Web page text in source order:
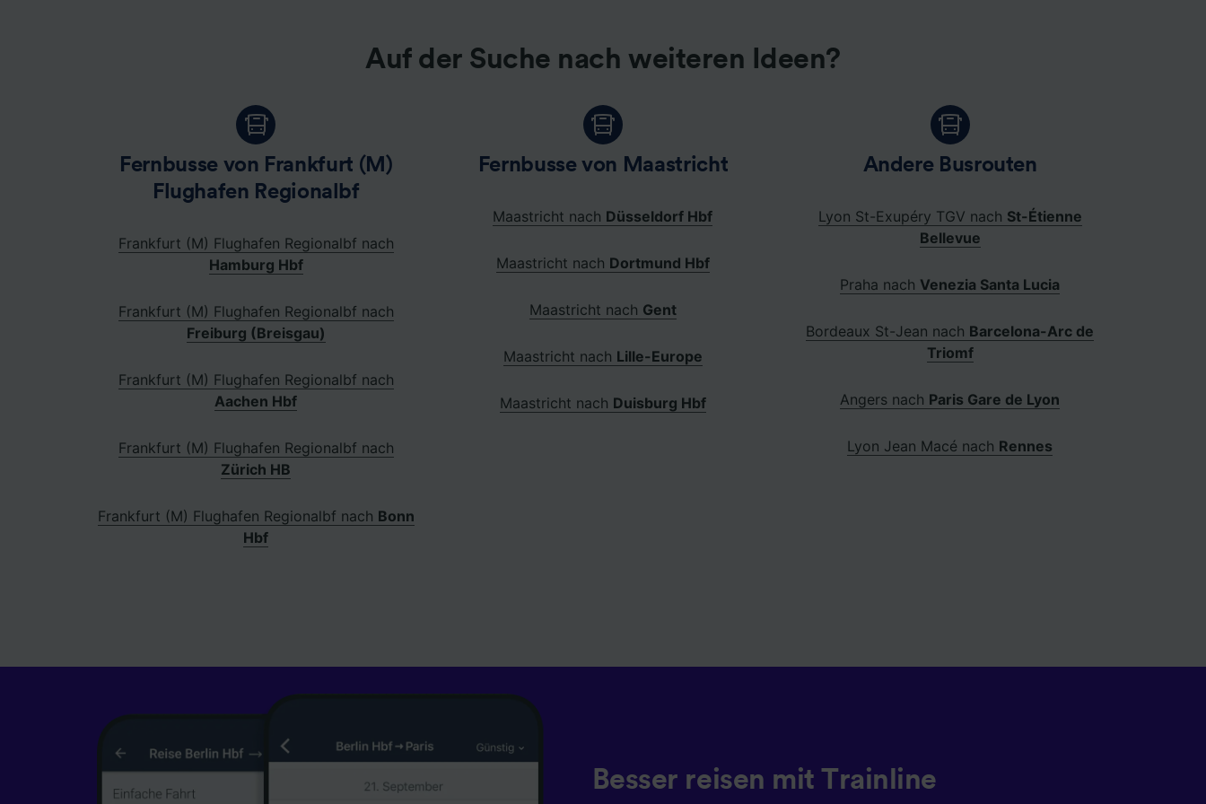
Auf der Suche nach weiteren Ideen?
Fernbusse von Frankfurt (M)
Flughafen Regionalbf
Frankfurt (M) Flughafen Regionalbf nach
Hamburg Hbf
Frankfurt (M) Flughafen Regionalbf nach
Freiburg (Breisgau)
Frankfurt (M) Flughafen Regionalbf nach
Aachen Hbf
Frankfurt (M) Flughafen Regionalbf nach
Zürich HB
Frankfurt (M) Flughafen Regionalbf nach Bonn
Hbf
Fernbusse von Maastricht
Maastricht nach Düsseldorf Hbf
Maastricht nach Dortmund Hbf
Maastricht nach Gent
Maastricht nach Lille-Europe
Maastricht nach Duisburg Hbf
Andere Busrouten
Lyon St-Exupéry TGV nach St-Étienne
Bellevue
Praha nach Venezia Santa Lucia
Bordeaux St-Jean nach Barcelona-Arc de
Triomf
Angers nach Paris Gare de Lyon
Lyon Jean Macé nach Rennes
Besser reisen mit Trainline